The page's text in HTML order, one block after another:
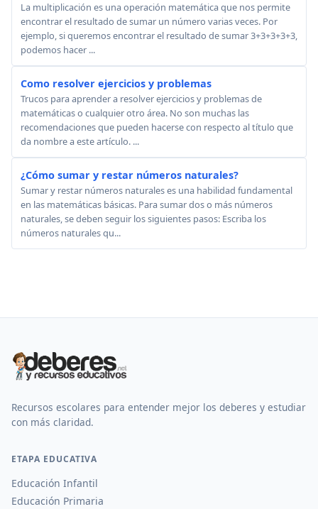
La multiplicación es una operación matemática que nos permite
encontrar el resultado de sumar un número varias veces. Por
ejemplo, si queremos encontrar el resultado de sumar 3+3+3+3+3,
podemos hacer ...
Como resolver ejercicios y problemas
Trucos para aprender a resolver ejercicios y problemas de
matemáticas o cualquier otro área. No son muchas las
recomendaciones que pueden hacerse con respecto al título que
da nombre a este artículo. ...
¿Cómo sumar y restar números naturales?
Sumar y restar números naturales es una habilidad fundamental
en las matemáticas básicas. Para sumar dos o más números
naturales, se deben seguir los siguientes pasos: Escriba los
números naturales qu...
Recursos escolares para entender mejor los deberes y estudiar
con más claridad.
ETAPA EDUCATIVA
Educación Infantil
Educación Primaria